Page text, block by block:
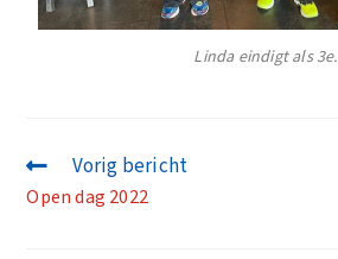
Linda eindigt als 3e.
Vorig bericht
Open dag 2022